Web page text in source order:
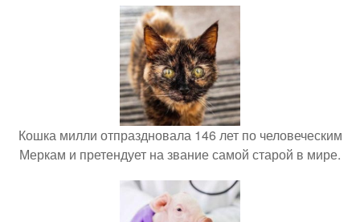
Кошка милли отпраздновала 146 лет по человеческим
Меркам и претендует на звание самой старой в мире.